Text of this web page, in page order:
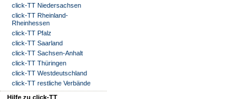
click-TT Niedersachsen
click-TT Rheinland-
Rheinhessen
click-TT Pfalz
click-TT Saarland
click-TT Sachsen-Anhalt
click-TT Thüringen
click-TT Westdeutschland
click-TT restliche Verbände
Hilfe zu click-TT